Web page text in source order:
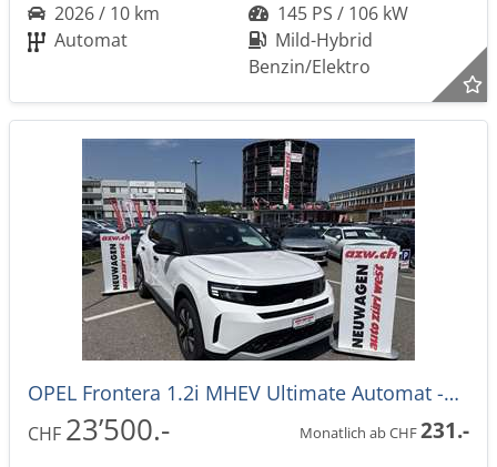
2026 / 10 km
145 PS / 106 kW
Automat
Mild-Hybrid
Benzin/Elektro
OPEL Frontera 1.2i MHEV Ultimate Automat -28%
CHF 23’500.- Monatlich ab CHF231.-